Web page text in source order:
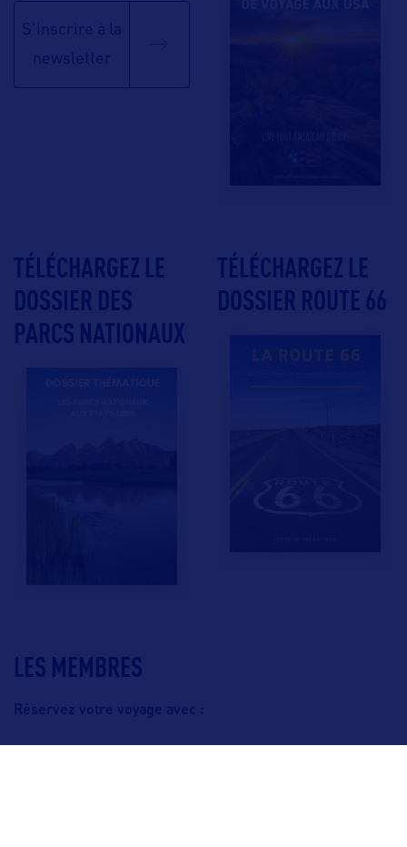
LES MEMBRES
Réservez votre voyage avec :
S'inscrire à la
newsletter
TÉLÉCHARGEZ LE
DOSSIER DES
PARCS NATIONAUX
TÉLÉCHARGEZ LE
DOSSIER ROUTE 66